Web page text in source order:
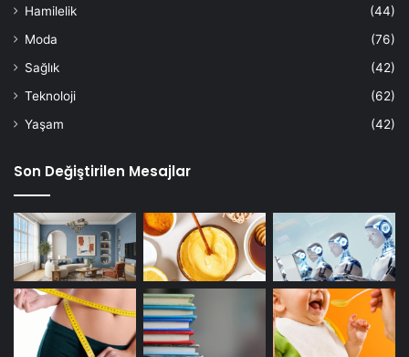
Hamilelik
(44)
Moda
(76)
Sağlık
(42)
Teknoloji
(62)
Yaşam
(42)
Son Değiştirilen Mesajlar